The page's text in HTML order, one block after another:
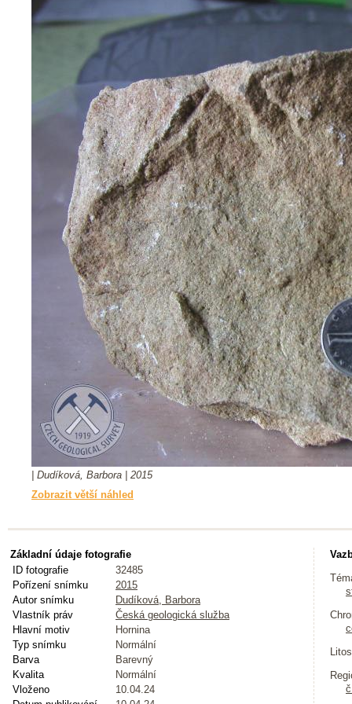
| Dudíková, Barbora | 2015
Zobrazit větší náhled
Základní údaje fotografie
ID fotografie
32485
Pořízení snímku
2015
Autor snímku
Dudíková, Barbora
Vlastník práv
Česká geologická služba
Hlavní motiv
Hornina
Typ snímku
Normální
Barva
Barevný
Kvalita
Normální
Vloženo
10.04.24